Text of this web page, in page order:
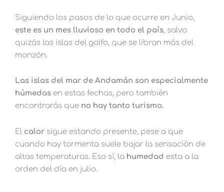
Siguiendo los pasos de lo que ocurre en Junio,
este es un mes lluvioso en todo el país, salvo
quizás las islas del golfo, que se libran más del
monzón.
Las islas del mar de Andamán son especialmente
húmedas en estas fechas, pero también
encontrarás que no hay tanto turismo.
El calor sigue estando presente, pese a que
cuando hay tormenta suele bajar la sensación de
altas temperaturas. Eso sí, la humedad esta a la
orden del día en julio.